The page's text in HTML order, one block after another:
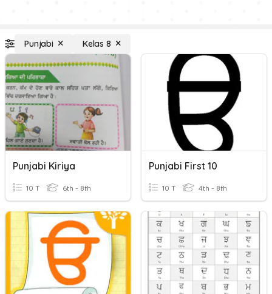
Punjabi Kelas 8
Punjabi Kiriya
10 T 6th - 8th
Punjabi First 10
10 T 4th - 8th